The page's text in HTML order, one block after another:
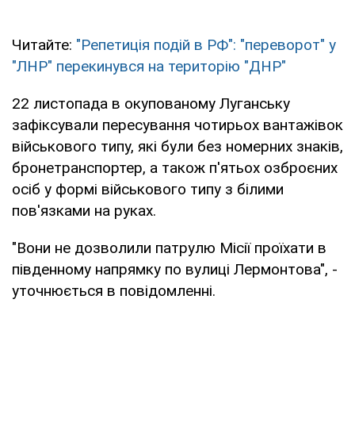
Читайте: "Репетиція подій в РФ": "переворот" у
"ЛНР" перекинувся на територію "ДНР"
22 листопада в окупованому Луганську
зафіксували пересування чотирьох вантажівок
військового типу, які були без номерних знаків,
бронетранспортер, а також п'ятьох озброєних
осіб у формі військового типу з білими
пов'язками на руках.
"Вони не дозволили патрулю Місії проїхати в
південному напрямку по вулиці Лермонтова", -
уточнюється в повідомленні.